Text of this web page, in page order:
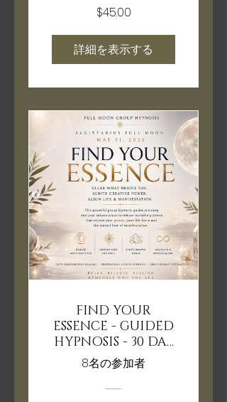
$45.00
詳細を表示する
FIND YOUR
ESSENCE - GUIDED
HYPNOSIS - 30 DAY
FULL MOON
INTEGRATION
HEALING
8名の参加者